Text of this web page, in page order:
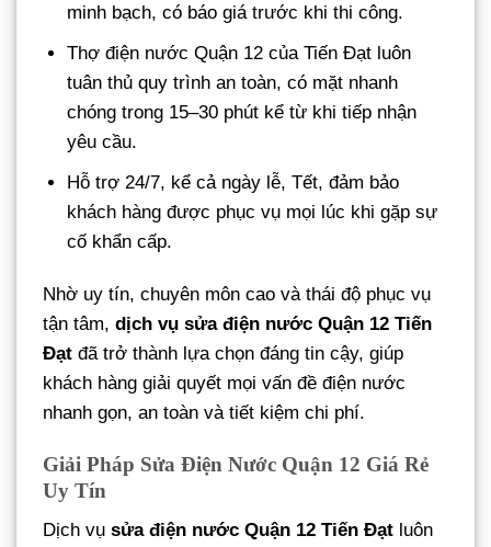
minh bạch, có báo giá trước khi thi công.
Thợ điện nước Quận 12 của Tiến Đạt luôn
tuân thủ quy trình an toàn, có mặt nhanh
chóng trong 15–30 phút kể từ khi tiếp nhận
yêu cầu.
Hỗ trợ 24/7, kể cả ngày lễ, Tết, đảm bảo
khách hàng được phục vụ mọi lúc khi gặp sự
cố khẩn cấp.
Nhờ uy tín, chuyên môn cao và thái độ phục vụ
tận tâm, dịch vụ sửa điện nước Quận 12 Tiến
Đạt đã trở thành lựa chọn đáng tin cậy, giúp
khách hàng giải quyết mọi vấn đề điện nước
nhanh gọn, an toàn và tiết kiệm chi phí.
Giải Pháp Sửa Điện Nước Quận 12 Giá Rẻ
Uy Tín
Dịch vụ sửa điện nước Quận 12 Tiến Đạt luôn